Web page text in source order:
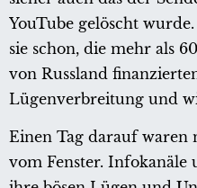
YouTube gelöscht
sie schon, die mehr als
von Russland
Lügenverbreitung und
Einen Tag darauf waren
vom Fenster. Infokanäle